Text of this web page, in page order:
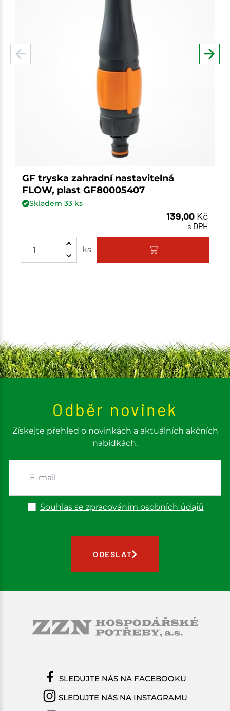
GF tryska zahradní nastavitelná
FLOW, plast GF80005407
Skladem 33ks
139,00 Kč
s DPH
ks
Odběr novinek
Získejte přehled o novinkách a aktuálních akčních
nabídkách.
Souhlas se zpracováním osobních údajů
ODESLAT
SLEDUJTE NÁS NA FACEBOOKU
SLEDUJTE NÁS NA INSTAGRAMU